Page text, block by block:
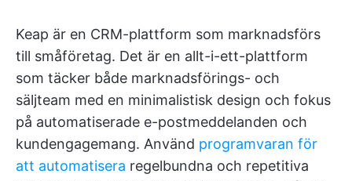
Keap är en CRM-plattform som marknadsförs
till småföretag. Det är en allt-i-ett-plattform
som täcker både marknadsförings- och
säljteam med en minimalistisk design och fokus
på automatiserade e-postmeddelanden och
kundengagemang. Använd programvaran för
att automatisera regelbundna och repetitiva